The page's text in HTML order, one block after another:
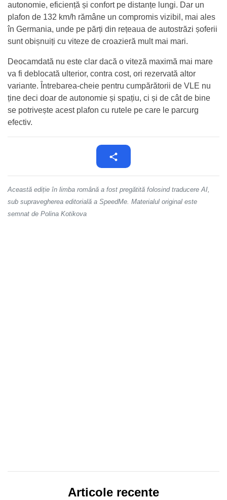
autonomie, eficiență și confort pe distanțe lungi. Dar un
plafon de 132 km/h rămâne un compromis vizibil, mai ales
în Germania, unde pe părți din rețeaua de autostrăzi șoferii
sunt obișnuiți cu viteze de croazieră mult mai mari.
Deocamdată nu este clar dacă o viteză maximă mai mare
va fi deblocată ulterior, contra cost, ori rezervată altor
variante. Întrebarea-cheie pentru cumpărătorii de VLE nu
ține deci doar de autonomie și spațiu, ci și de cât de bine
se potrivește acest plafon cu rutele pe care le parcurg
efectiv.
Această ediție în limba română a fost pregătită folosind traducere AI,
sub supravegherea editorială a SpeedMe. Materialul original este
semnat de Polina Kotikova
Articole recente